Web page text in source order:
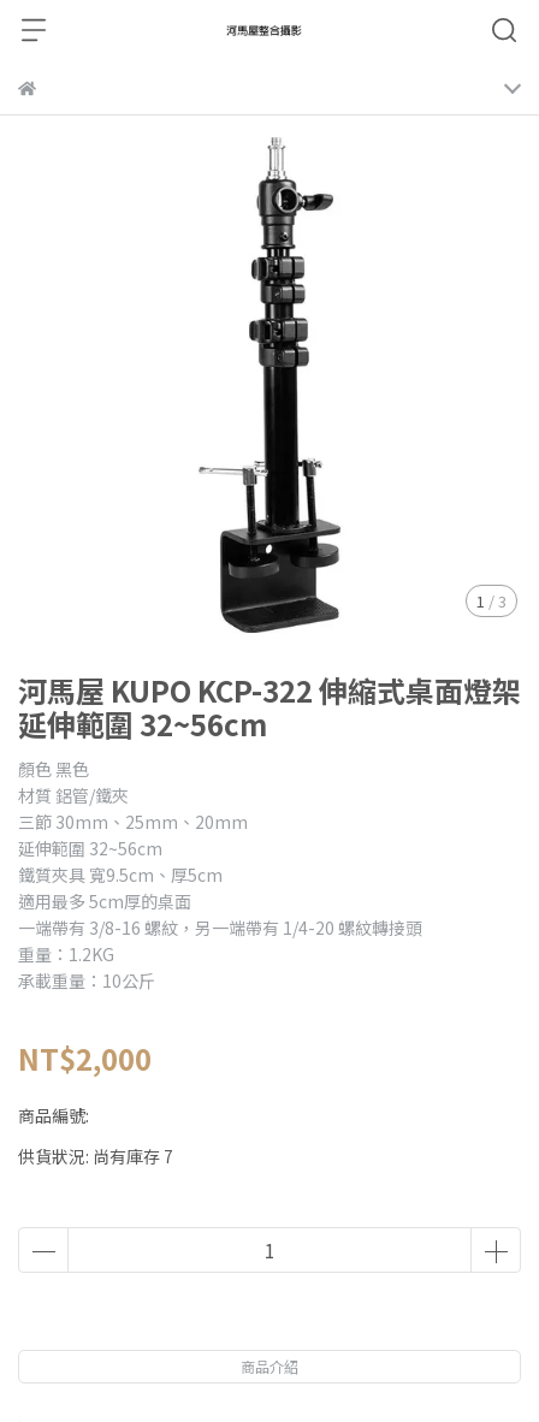
1 /3
河馬屋 KUPO KCP-322 伸縮式桌面燈架
延伸範圍 32~56cm
顏色 黑色
材質 鋁管/鐵夾
三節 30mm、25mm、20mm
延伸範圍 32~56cm
鐵質夾具 寬9.5cm、厚5cm
適用最多 5cm厚的桌面
一端帶有 3/8-16 螺紋，另一端帶有 1/4-20 螺紋轉接頭
重量：1.2KG
承載重量：10公斤
NT$2,000
商品編號:
供貨狀況: 尚有庫存 7
商品介紹